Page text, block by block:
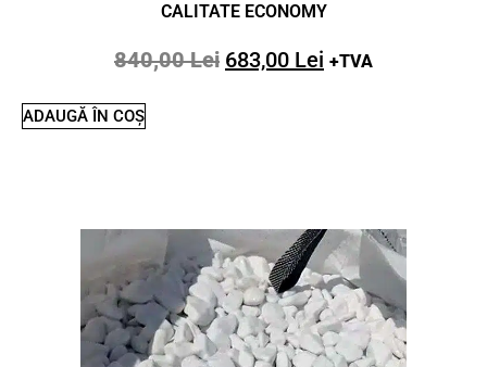
CALITATE ECONOMY
840,00Lei 683,00 Lei +TVA
ADAUGĂ ÎN COȘ